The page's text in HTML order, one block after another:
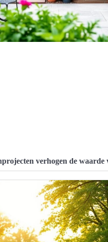
verhogen de waarde